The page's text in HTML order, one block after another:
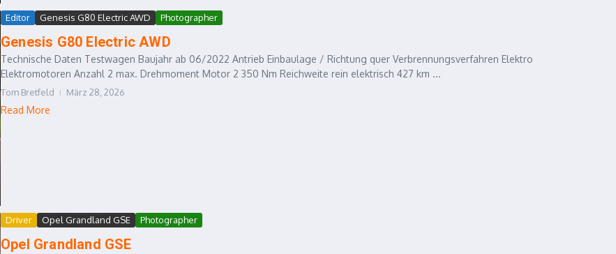
Editor Genesis G80 Electric AWD Photographer
Genesis G80 Electric AWD
Technische Daten Testwagen Baujahr ab 06/2022 Antrieb Einbaulage / Richtung quer Verbrennungsverfahren Elektro
Elektromotoren Anzahl 2 max. Drehmoment Motor 2 350 Nm Reichweite rein elektrisch 427 km ...
Tom Bretfeld März 28, 2026
Read More
Driver Opel Grandland GSE Photographer
Opel Grandland GSE